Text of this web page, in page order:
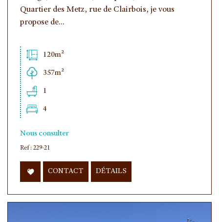
Quartier des Metz, rue de Clairbois, je vous
propose de...
120m²
357m²
1
4
Nous consulter
Ref : 229-21
CONTACT DÉTAILS